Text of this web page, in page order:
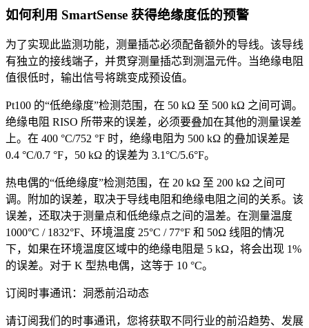
如何利用 SmartSense 获得绝缘度低的预警
为了实现此监测功能，测量插芯必须配备额外的导线。该导线
有独立的接线端子，并贯穿测量插芯到测温元件。当绝缘电阻
值很低时，输出信号将跳变成预设值。
Pt100 的“低绝缘度”检测范围，在 50 kΩ 至 500 kΩ 之间可调。
绝缘电阻 RISO 所带来的误差，必须要叠加在其他的测量误差
上。在 400 °C/752 °F 时，绝缘电阻为 500 kΩ 的叠加误差是
0.4 °C/0.7 °F，50 kΩ 的误差为 3.1°C/5.6°F。
热电偶的“低绝缘度”检测范围，在 20 kΩ 至 200 kΩ 之间可
调。附加的误差，取决于导线电阻和绝缘电阻之间的关系。该
误差，还取决于测量点和低绝缘点之间的温差。在测量温度
1000°C / 1832°F、环境温度 25°C / 77°F 和 50Ω 线阻的情况
下，如果在环境温度区域中的绝缘电阻是 5 kΩ，将会出现 1%
的误差。对于 K 型热电偶，这等于 10 °C。
订阅时事通讯：洞悉前沿动态
请订阅我们的时事通讯，您将获取不同行业的前沿趋势、发展